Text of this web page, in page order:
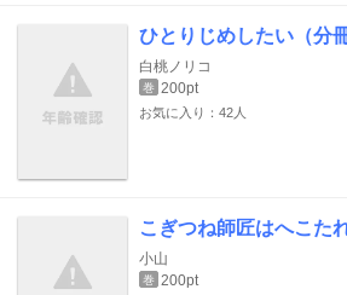
ひとりじめしたい（分冊
白桃ノリコ
巻 200pt
お気に入り：42人
こぎつね師匠はへこた
小山
巻 200pt